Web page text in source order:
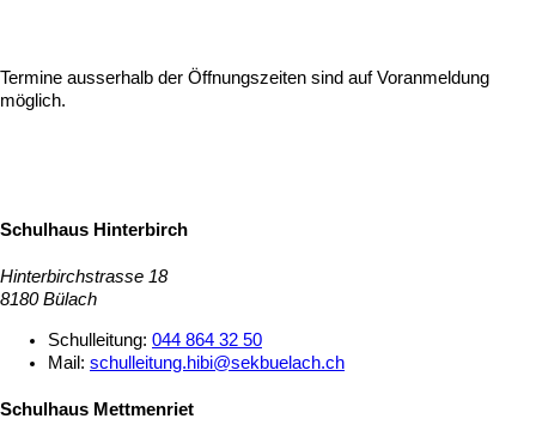
Termine ausserhalb der Öffnungszeiten sind auf Voranmeldung
möglich.
Schulhaus Hinterbirch
Hinterbirchstrasse 18
8180 Bülach
Schulleitung: 044 864 32 50
Mail: schulleitung.hibi@sekbuelach.ch
Schulhaus Mettmenriet